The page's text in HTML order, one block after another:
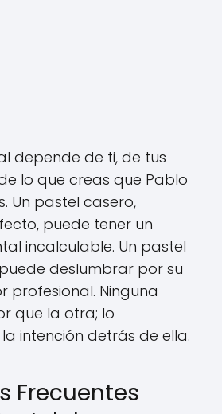
depende de ti, de tus
lo que creas que Pablo
Un pastel casero,
puede tener un
incalculable. Un pastel
deslumbrar por su
profesional. Ninguna
que la otra; lo
intención detrás de ella.
Frecuentes